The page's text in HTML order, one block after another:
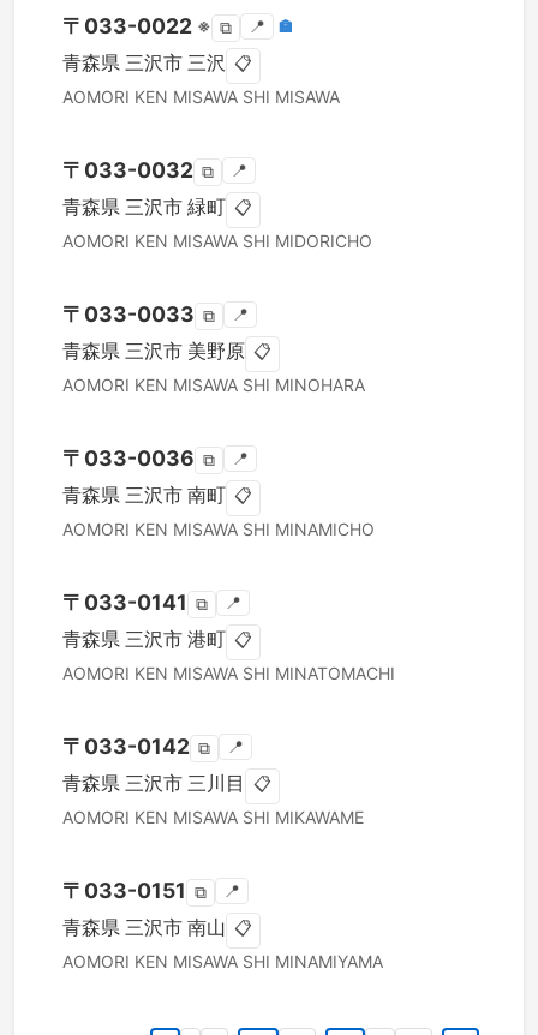
〒 033-0022 ※ ⧉ 📍 🏣
青森県 三沢市 三沢 📋
AOMORI KEN MISAWA SHI MISAWA
〒 033-0032 ⧉ 📍
青森県 三沢市 緑町 📋
AOMORI KEN MISAWA SHI MIDORICHO
〒 033-0033 ⧉ 📍
青森県 三沢市 美野原 📋
AOMORI KEN MISAWA SHI MINOHARA
〒 033-0036 ⧉ 📍
青森県 三沢市 南町 📋
AOMORI KEN MISAWA SHI MINAMICHO
〒 033-0141 ⧉ 📍
青森県 三沢市 港町 📋
AOMORI KEN MISAWA SHI MINATOMACHI
〒 033-0142 ⧉ 📍
青森県 三沢市 三川目 📋
AOMORI KEN MISAWA SHI MIKAWAME
〒 033-0151 ⧉ 📍
青森県 三沢市 南山 📋
AOMORI KEN MISAWA SHI MINAMIYAMA